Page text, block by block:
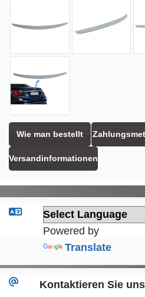
Wie man bestellt
Versandinformationen
Powered by
Translate
Kontaktieren Sie uns